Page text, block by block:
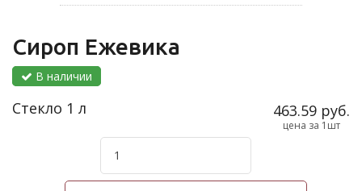
Сироп Ежевика
В наличии
Стекло 1 л 463.59 руб.
цена за 1шт